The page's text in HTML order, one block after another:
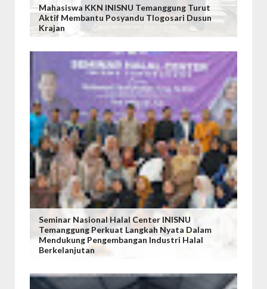
Mahasiswa KKN INISNU Temanggung Turut
Aktif Membantu Posyandu Tlogosari Dusun
Krajan
Seminar Nasional Halal Center INISNU
Temanggung Perkuat Langkah Nyata Dalam
Mendukung Pengembangan Industri Halal
Berkelanjutan